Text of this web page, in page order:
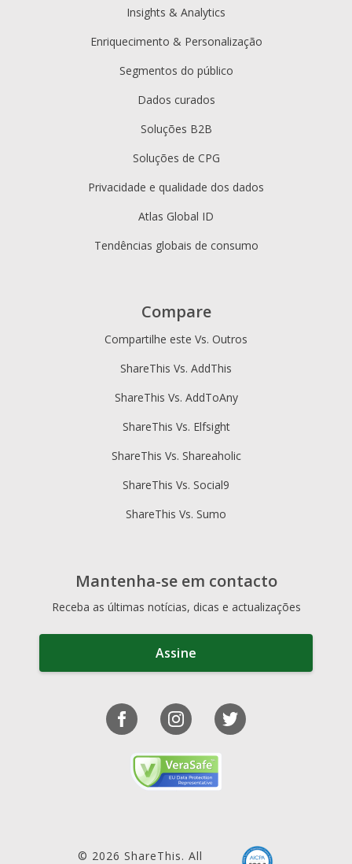
Insights & Analytics
Enriquecimento & Personalização
Segmentos do público
Dados curados
Soluções B2B
Soluções de CPG
Privacidade e qualidade dos dados
Atlas Global ID
Tendências globais de consumo
Compare
Compartilhe este Vs. Outros
ShareThis Vs. AddThis
ShareThis Vs. AddToAny
ShareThis Vs. Elfsight
ShareThis Vs. Shareaholic
ShareThis Vs. Social9
ShareThis Vs. Sumo
Mantenha-se em contacto
Receba as últimas notícias, dicas e actualizações
Assine
© 2026 ShareThis. All